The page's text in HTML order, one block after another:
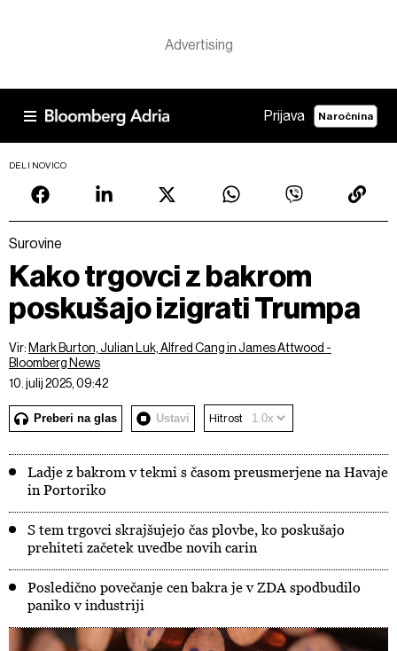
Prijava Naročnina
DELI NOVICO
Surovine
Kako trgovci z bakrom
poskušajo izigrati Trumpa
Vir: Mark Burton, Julian Luk, Alfred Cang in James Attwood -
Bloomberg News
10. julij 2025, 09:42
Preberi na glas Ustavi Hitrost
Ladje z bakrom v tekmi s časom preusmerjene na Havaje
in Portoriko
S tem trgovci skrajšujejo čas plovbe, ko poskušajo
prehiteti začetek uvedbe novih carin
Posledično povečanje cen bakra je v ZDA spodbudilo
paniko v industriji